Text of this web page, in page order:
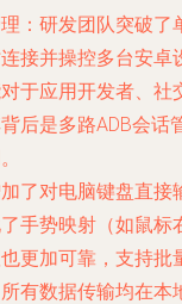
：研发团队突破
接并操控多台安卓
于应用开发者、社
后是多路ADB会话
加了对电脑键盘直
手势映射（如鼠标
更加可靠，支持批
所有数据传输均在